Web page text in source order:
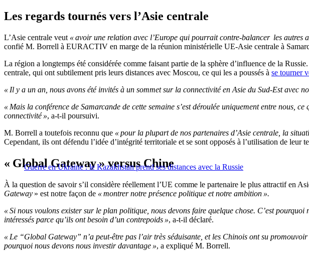
Les regards tournés vers l’Asie centrale
L’Asie centrale veut « avoir une relation avec l’Europe qui pourrait contre-balancer les autres
confié M. Borrell à EURACTIV en marge de la réunion ministérielle UE-Asie centrale à
La région a longtemps été considérée comme faisant partie de la sphère d’influence de la
centrale, qui ont subtilement pris leurs distances avec Moscou, ce qui les a poussés à se tourner
« Il y a un an, nous avons été invités à un sommet sur la connectivité en Asie du Sud-Est avec
« Mais la conférence de Samarcande de cette semaine s’est déroulée uniquement entre nous,
connectivité », a-t-il poursuivi.
M. Borrell a toutefois reconnu que « pour la plupart de nos partenaires d’Asie centrale, la
Cependant, ils ont défendu l’idée d’intégrité territoriale et se sont opposés à l’utilisation de leur
Guerre en Ukraine : le Kazakhstan prend ses distances avec la Russie
« Global Gateway » versus Chine
À la question de savoir s’il considère réellement l’UE comme le partenaire le plus attractif en
Gateway » est notre façon de « montrer notre présence politique et notre ambition ».
« Si nous voulons exister sur le plan politique, nous devons faire quelque chose. C’est
intéressés parce qu’ils ont besoin d’un contrepoids », a-t-il déclaré.
« Le “Global Gateway” n’a peut-être pas l’air très séduisante, et les Chinois ont su
pourquoi nous devons nous investir davantage », a expliqué M. Borrell.